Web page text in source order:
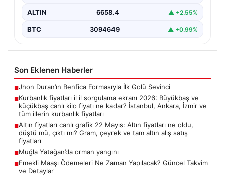
ALTIN 6658.4 ▲ +2.55%
BTC 3094649 ▲ +0.99%
Son Eklenen Haberler
■Jhon Duran’ın Benfica Formasıyla İlk Golü Sevinci
■Kurbanlık fiyatları il il sorgulama ekranı 2026: Büyükbaş ve
küçükbaş canlı kilo fiyatı ne kadar? İstanbul, Ankara, İzmir ve
tüm illerin kurbanlık fiyatları
■Altın fiyatları canlı grafik 22 Mayıs: Altın fiyatları ne oldu,
düştü mü, çıktı mı? Gram, çeyrek ve tam altın alış satış
fiyatları
■Muğla Yatağan’da orman yangını
■Emekli Maaşı Ödemeleri Ne Zaman Yapılacak? Güncel Takvim
ve Detaylar